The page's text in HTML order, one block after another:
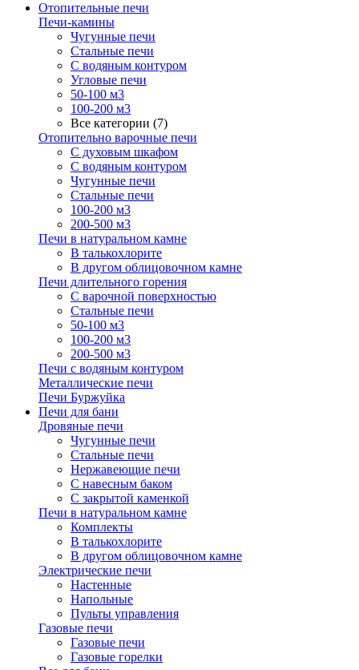
Отопительные печи
Печи-камины
Чугунные печи
Стальные печи
С водяным контуром
Угловые печи
50-100 м3
100-200 м3
Все категории (7)
Отопительно варочные печи
С духовым шкафом
С водяным контуром
Чугунные печи
Стальные печи
100-200 м3
200-500 м3
Печи в натуральном камне
В талькохлорите
В другом облицовочном камне
Печи длительного горения
С варочной поверхностью
Стальные печи
50-100 м3
100-200 м3
200-500 м3
Печи с водяным контуром
Металлические печи
Печи Буржуйка
Печи для бани
Дровяные печи
Чугунные печи
Стальные печи
Нержавеющие печи
С навесным баком
С закрытой каменкой
Печи в натуральном камне
Комплекты
В талькохлорите
В другом облицовочном камне
Электрические печи
Настенные
Напольные
Пульты управления
Газовые печи
Газовые печи
Газовые горелки